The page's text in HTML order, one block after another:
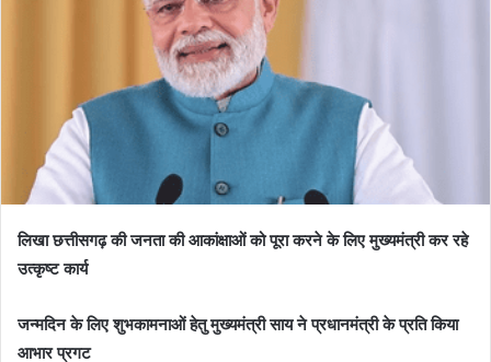
लिखा छत्तीसगढ़ की जनता की आकांक्षाओं को पूरा करने के लिए मुख्यमंत्री कर रहे
उत्कृष्ट कार्य
जन्मदिन के लिए शुभकामनाओं हेतु मुख्यमंत्री साय ने प्रधानमंत्री के प्रति किया
आभार प्रगट